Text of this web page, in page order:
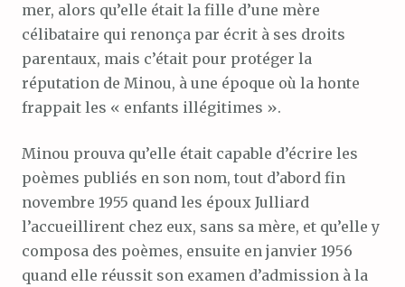
mer, alors qu’elle était la fille d’une mère
célibataire qui renonça par écrit à ses droits
parentaux, mais c’était pour protéger la
réputation de Minou, à une époque où la honte
frappait les « enfants illégitimes ».
Minou prouva qu’elle était capable d’écrire les
poèmes publiés en son nom, tout d’abord fin
novembre 1955 quand les époux Julliard
l’accueillirent chez eux, sans sa mère, et qu’elle y
composa des poèmes, ensuite en janvier 1956
quand elle réussit son examen d’admission à la